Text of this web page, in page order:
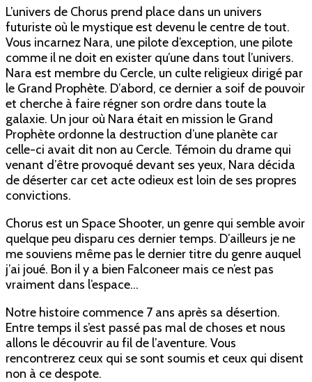
L’univers de Chorus prend place dans un univers
futuriste où le mystique est devenu le centre de tout.
Vous incarnez Nara, une pilote d’exception, une pilote
comme il ne doit en exister qu’une dans tout l’univers.
Nara est membre du Cercle, un culte religieux dirigé par
le Grand Prophète. D’abord, ce dernier a soif de pouvoir
et cherche à faire régner son ordre dans toute la
galaxie. Un jour où Nara était en mission le Grand
Prophète ordonne la destruction d’une planète car
celle-ci avait dit non au Cercle. Témoin du drame qui
venant d’être provoqué devant ses yeux, Nara décida
de déserter car cet acte odieux est loin de ses propres
convictions.
Chorus est un Space Shooter, un genre qui semble avoir
quelque peu disparu ces dernier temps. D’ailleurs je ne
me souviens même pas le dernier titre du genre auquel
j’ai joué. Bon il y a bien Falconeer mais ce n’est pas
vraiment dans l’espace…
Notre histoire commence 7 ans après sa désertion.
Entre temps il s’est passé pas mal de choses et nous
allons le découvrir au fil de l’aventure. Vous
rencontrerez ceux qui se sont soumis et ceux qui disent
non à ce despote.